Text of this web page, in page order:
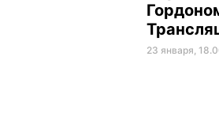
23 января,